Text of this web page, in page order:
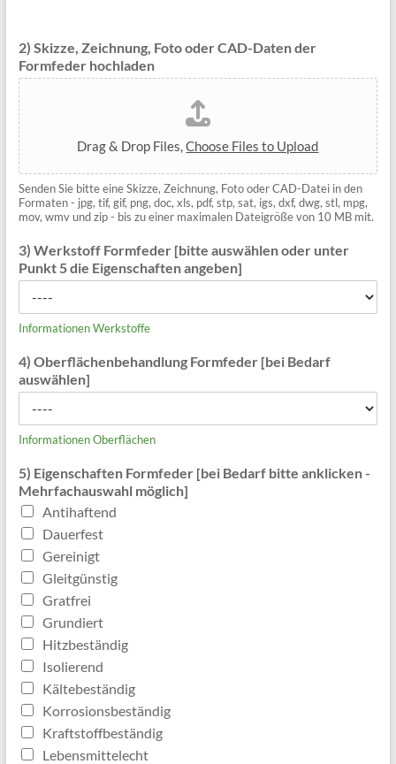
2) Skizze, Zeichnung, Foto oder CAD-Daten der
Formfeder hochladen
Drag & Drop Files,Choose Files to Upload
Senden Sie bitte eine Skizze, Zeichnung, Foto oder CAD-Datei in den
Formaten - jpg, tif, gif, png, doc, xls, pdf, stp, sat, igs, dxf, dwg, stl, mpg,
mov, wmv und zip - bis zu einer maximalen Dateigröße von 10 MB mit.
3) Werkstoff Formfeder [bitte auswählen oder unter
Punkt 5 die Eigenschaften angeben]
Informationen Werkstoffe
4) Oberflächenbehandlung Formfeder [bei Bedarf
auswählen]
Informationen Oberflächen
5) Eigenschaften Formfeder [bei Bedarf bitte anklicken -
Mehrfachauswahl möglich]
Antihaftend
Dauerfest
Gereinigt
Gleitgünstig
Gratfrei
Grundiert
Hitzbeständig
Isolierend
Kältebeständig
Korrosionsbeständig
Kraftstoffbeständig
Lebensmittelecht